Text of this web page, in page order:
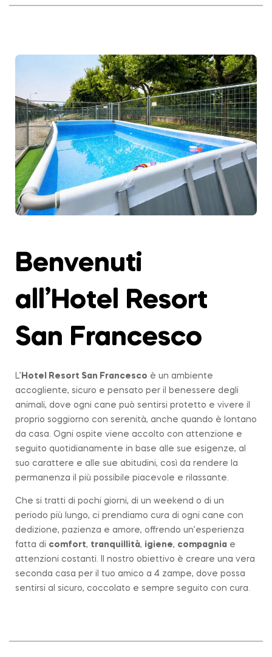
Benvenuti
all’Hotel Resort
San Francesco
L’ Hotel Resort San Francesco è un ambiente
accogliente, sicuro e pensato per il benessere degli
animali, dove ogni cane può sentirsi protetto e vivere il
proprio soggiorno con serenità, anche quando è lontano
da casa. Ogni ospite viene accolto con attenzione e
seguito quotidianamente in base alle sue esigenze, al
suo carattere e alle sue abitudini, così da rendere la
permanenza il più possibile piacevole e rilassante.
Che si tratti di pochi giorni, di un weekend o di un
periodo più lungo, ci prendiamo cura di ogni cane con
dedizione, pazienza e amore, offrendo un’esperienza
fatta di comfort, tranquillità, igiene, compagnia e
attenzioni costanti. Il nostro obiettivo è creare una vera
seconda casa per il tuo amico a 4 zampe, dove possa
sentirsi al sicuro, coccolato e sempre seguito con cura.